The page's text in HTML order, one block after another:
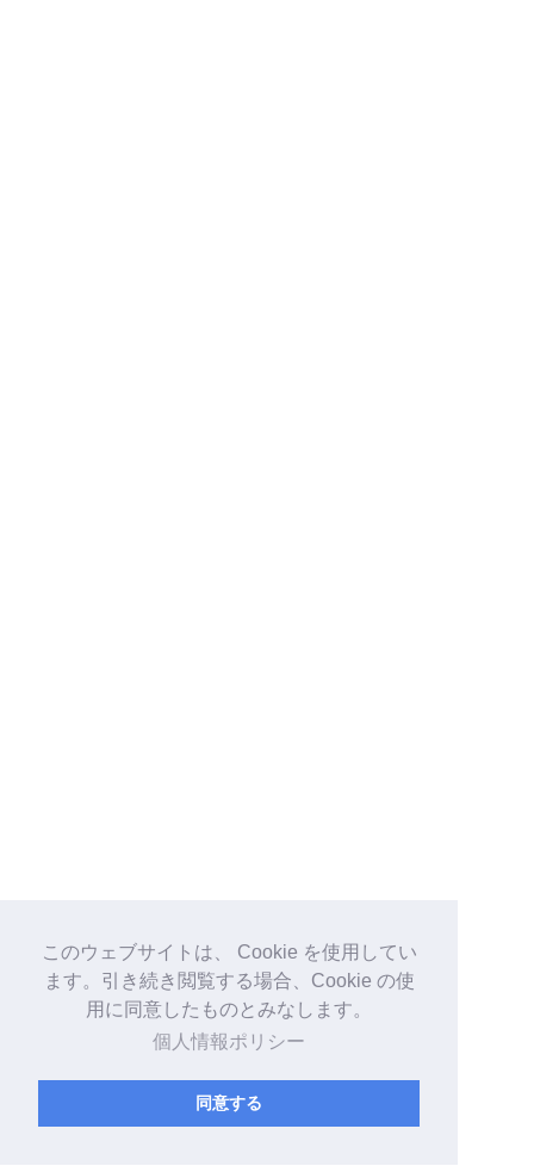
このウェブサイトは、 Cookie を使用してい
ます。引き続き閲覧する場合、Cookie の使
用に同意したものとみなします。
個人情報ポリシー
同意する